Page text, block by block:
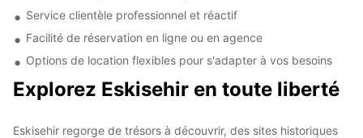
Service clientèle professionnel et réactif
Facilité de réservation en ligne ou en agence
Options de location flexibles pour s'adapter à vos besoins
Explorez Eskisehir en toute liberté
Eskisehir regorge de trésors à découvrir, des sites historiques